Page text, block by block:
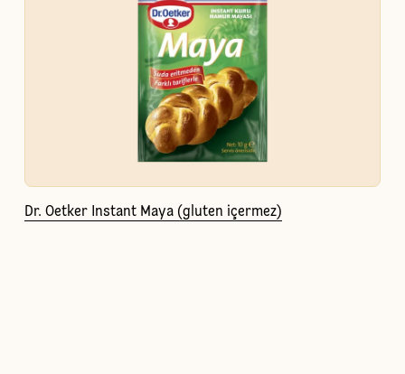
Dr. Oetker Instant Maya (gluten içermez)